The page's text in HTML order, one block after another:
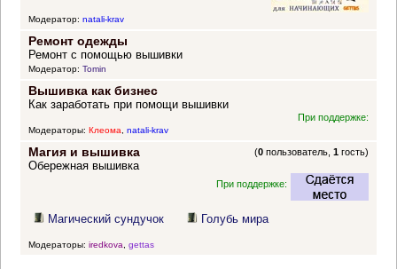
Модератор: natali-krav
Ремонт одежды
Ремонт с помощью вышивки
Модератор: Tomin
Вышивка как бизнес
Как заработать при помощи вышивки
При поддержке:
Модераторы: Клеома, natali-krav
Магия и вышивка (0 пользователь,1 гость)
Обережная вышивка
При поддержке:
Магический сундучок Голубь мира
Модераторы: iredkova gettas